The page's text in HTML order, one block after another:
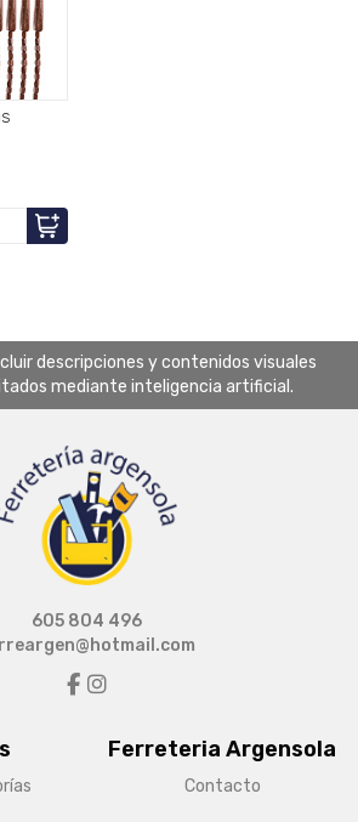
descripciones y contenidos visuales
mediante inteligencia artificial.
Ferreteria Argensola
Contacto
605 804 496